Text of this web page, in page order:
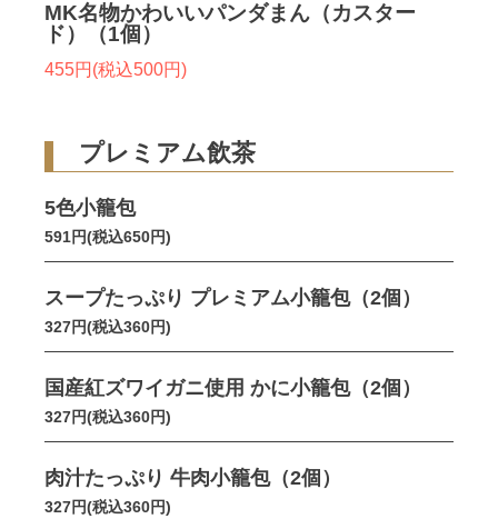
MK名物かわいいパンダまん（カスター
ド）（1個）
455円(税込500円)
プレミアム飲茶
5色小籠包
591円(税込650円)
スープたっぷり プレミアム小籠包（2個）
327円(税込360円)
国産紅ズワイガニ使用 かに小籠包（2個）
327円(税込360円)
肉汁たっぷり 牛肉小籠包（2個）
327円(税込360円)